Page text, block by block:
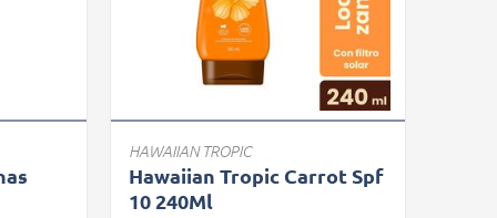
HAWAIIAN TROPIC
Hawaiian Tropic Carrot Spf
10 240Ml